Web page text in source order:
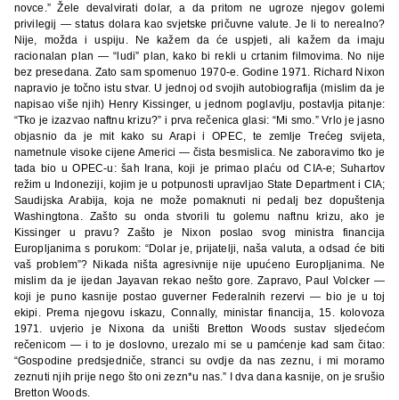
novce.” Žele devalvirati dolar, a da pritom ne ugroze njegov golemi
privilegij — status dolara kao svjetske pričuvne valute. Je li to nerealno?
Nije, možda i uspiju. Ne kažem da će uspjeti, ali kažem da imaju
racionalan plan — “ludi” plan, kako bi rekli u crtanim filmovima. No nije
bez presedana. Zato sam spomenuo 1970-e. Godine 1971. Richard Nixon
napravio je točno istu stvar. U jednoj od svojih autobiografija (mislim da je
napisao više njih) Henry Kissinger, u jednom poglavlju, postavlja pitanje:
“Tko je izazvao naftnu krizu?” i prva rečenica glasi: “Mi smo.” Vrlo je jasno
objasnio da je mit kako su Arapi i OPEC, te zemlje Trećeg svijeta,
nametnule visoke cijene Americi — čista besmislica. Ne zaboravimo tko je
tada bio u OPEC-u: šah Irana, koji je primao plaću od CIA-e; Suhartov
režim u Indoneziji, kojim je u potpunosti upravljao State Department i CIA;
Saudijska Arabija, koja ne može pomaknuti ni pedalj bez dopuštenja
Washingtona. Zašto su onda stvorili tu golemu naftnu krizu, ako je
Kissinger u pravu? Zašto je Nixon poslao svog ministra financija
Europljanima s porukom: “Dolar je, prijatelji, naša valuta, a odsad će biti
vaš problem”? Nikada ništa agresivnije nije upućeno Europljanima. Ne
mislim da je ijedan Jayavan rekao nešto gore. Zapravo, Paul Volcker —
koji je puno kasnije postao guverner Federalnih rezervi — bio je u toj
ekipi. Prema njegovu iskazu, Connally, ministar financija, 15. kolovoza
1971. uvjerio je Nixona da uništi Bretton Woods sustav sljedećom
rečenicom — i to je doslovno, urezalo mi se u pamćenje kad sam čitao:
“Gospodine predsjedniče, stranci su ovdje da nas zeznu, i mi moramo
zeznuti njih prije nego što oni zezn*u nas.” I dva dana kasnije, on je srušio
Bretton Woods.